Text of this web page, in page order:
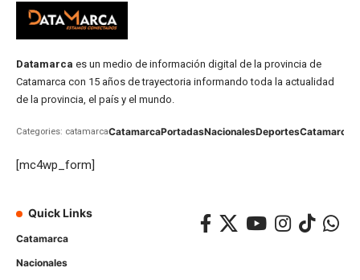
Datamarca es un medio de información digital de la provincia de
Catamarca con 15 años de trayectoria informando toda la actualidad
de la provincia, el país y el mundo.
Categories: catamarcaCatamarcaPortadasNacionalesDeportesCatamarca
[mc4wp_form]
Quick Links
Catamarca
Nacionales